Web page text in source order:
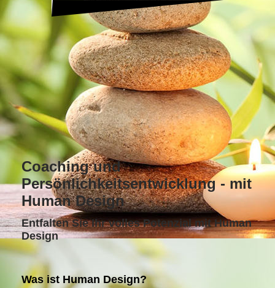
Coaching und
Persönlichkeitsentwicklung - mit
Human Design
Entfalten Sie Ihr volles Potenzial mit Human
Design
Was ist Human Design?